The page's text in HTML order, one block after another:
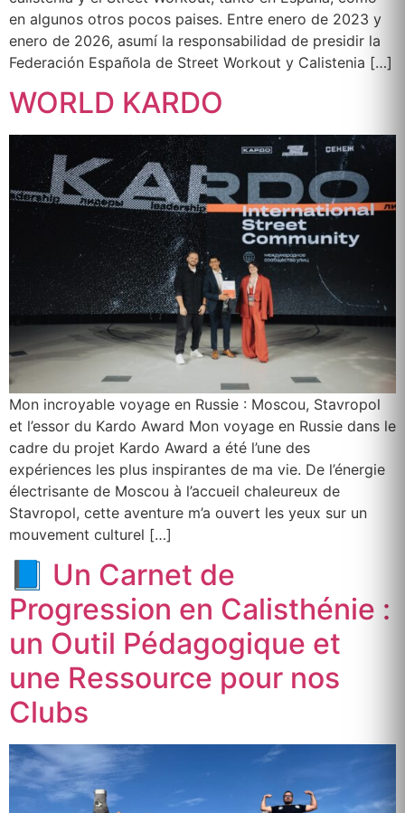
en algunos otros pocos paises. Entre enero de 2023 y
enero de 2026, asumí la responsabilidad de presidir la
Federación Española de Street Workout y Calistenia […]
WORLD KARDO
Mon incroyable voyage en Russie : Moscou, Stavropol
et l’essor du Kardo Award Mon voyage en Russie dans le
cadre du projet Kardo Award a été l’une des
expériences les plus inspirantes de ma vie. De l’énergie
électrisante de Moscou à l’accueil chaleureux de
Stavropol, cette aventure m’a ouvert les yeux sur un
mouvement culturel […]
📘 Un Carnet de
Progression en Calisthénie :
un Outil Pédagogique et
une Ressource pour nos
Clubs